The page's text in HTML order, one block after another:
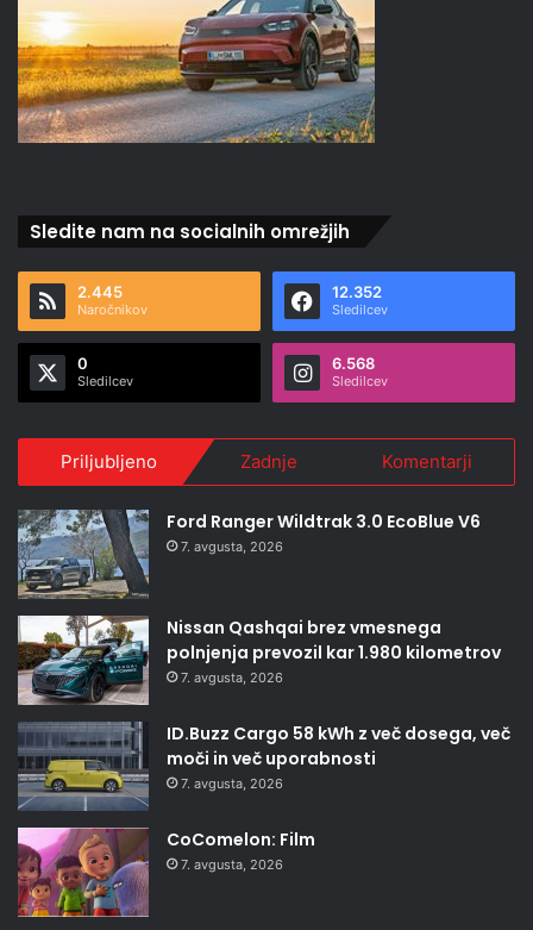
Sledite nam na socialnih omrežjih
2.445
Naročnikov
12.352
Sledilcev
0
Sledilcev
6.568
Sledilcev
Priljubljeno Zadnje Komentarji
Ford Ranger Wildtrak 3.0 EcoBlue V6
7. avgusta, 2026
Nissan Qashqai brez vmesnega
polnjenja prevozil kar 1.980 kilometrov
7. avgusta, 2026
ID.Buzz Cargo 58 kWh z več dosega, več
moči in več uporabnosti
7. avgusta, 2026
CoComelon: Film
7. avgusta, 2026